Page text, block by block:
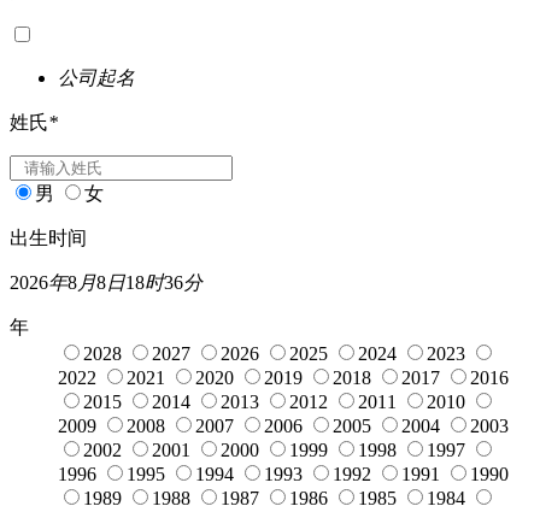
公司起名
姓氏*
男 女
出生时间
2026年8月8日18时36分
年
2028
2027 2026 2025 2024
2023
2022
2021 2020 2019 2018 2017
2016
2015
2014 2013 2012 2011
2010
2009
2008 2007 2006 2005 2004
2003
2002
2001 2000 1999 1998
1997
1996
1995 1994 1993 1992 1991
1990
1989
1988 1987 1986 1985
1984